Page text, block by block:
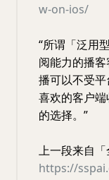
w-on-ios/
“所谓「泛用
阅能力的播
播可以不受
喜欢的客户
的选择。”
上一段来自「
https://